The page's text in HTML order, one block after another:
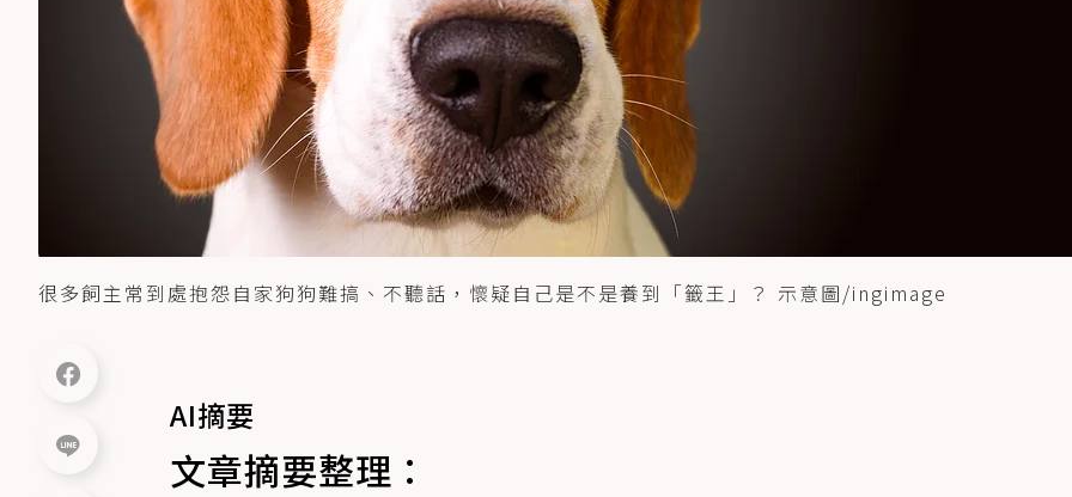
很多飼主常到處抱怨自家狗狗難搞、不聽話，懷疑自己是不是養到「籤王」？ 示意圖/ingimage
AI摘要
文章摘要整理：